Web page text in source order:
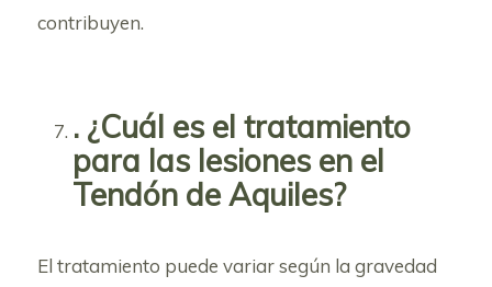
contribuyen.
. ¿Cuál es el tratamiento
para las lesiones en el
Tendón de Aquiles?
El tratamiento puede variar según la gravedad